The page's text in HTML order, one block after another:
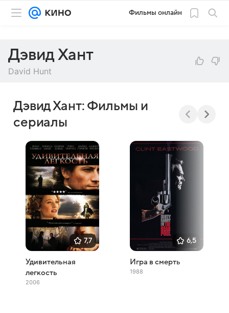
Фильмы онлайн
Дэвид Хант
David Hunt
Дэвид Хант: Фильмы и
сериалы
7,7
Удивительная
легкость
2006
6,5
Игра в смерть
1988